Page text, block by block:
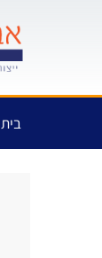
בית